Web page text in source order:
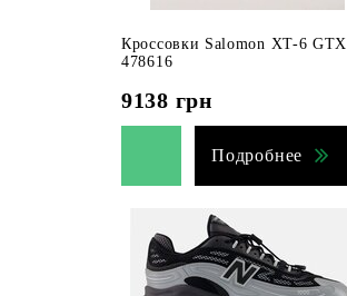
Кроссовки Salomon XT-6 GTX
478616
9138 грн
Подробнее